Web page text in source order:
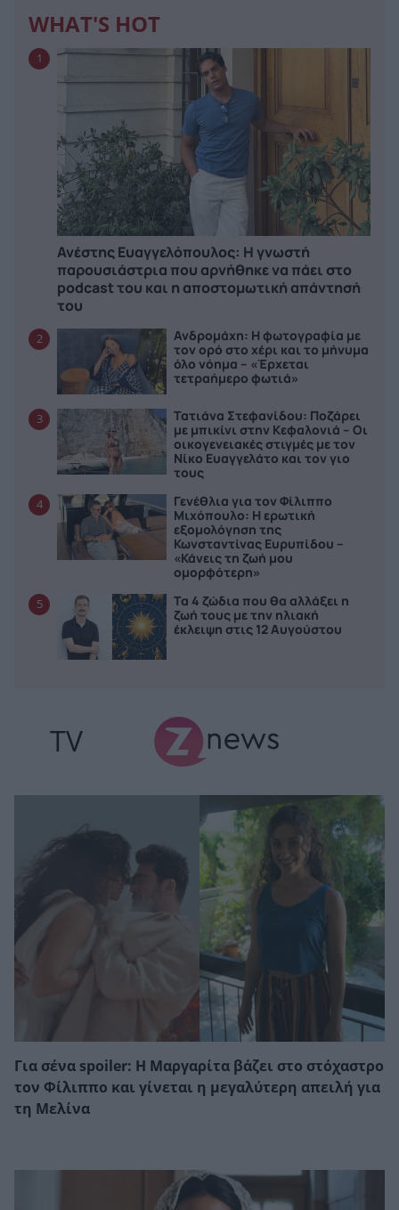
WHAT'S HOT
1
Ανέστης Ευαγγελόπουλος: Η γνωστή
παρουσιάστρια που αρνήθηκε να πάει στο
podcast του και η αποστομωτική απάντησή
του
2
Ανδρομάχη: Η φωτογραφία με
τον ορό στο χέρι και το μήνυμα
όλο νόημα – «Έρχεται
τετραήμερο φωτιά»
3
Τατιάνα Στεφανίδου: Ποζάρει
με μπικίνι στην Κεφαλονιά – Οι
οικογενειακές στιγμές με τον
Νίκο Ευαγγελάτο και τον γιο
τους
4
Γενέθλια για τον Φίλιππο
Μιχόπουλο: Η ερωτική
εξομολόγηση της
Κωνσταντίνας Ευρυπίδου –
«Κάνεις τη ζωή μου
ομορφότερη»
5
Τα 4 ζώδια που θα αλλάξει η
ζωή τους με την ηλιακή
έκλειψη στις 12 Αυγούστου
TV
Για σένα spoiler: Η Μαργαρίτα βάζει στο στόχαστρο
τον Φίλιππο και γίνεται η μεγαλύτερη απειλή για
τη Μελίνα